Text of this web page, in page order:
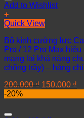
Add to Wishlist
+
Quick View
Bộ kính cường lực
Pro / 12 Pro Max
mang lại khả năng
chống trầy) – hàng
200.000₫ 150.000 ₫
-20%